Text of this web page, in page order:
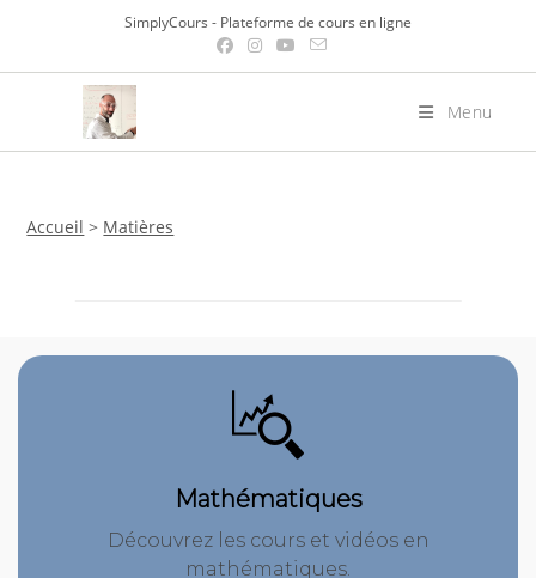
content
SimplyCours - Plateforme de cours en ligne
Menu
Accueil > Matières
Mathématiques
Découvrez les cours et vidéos en
mathématiques.